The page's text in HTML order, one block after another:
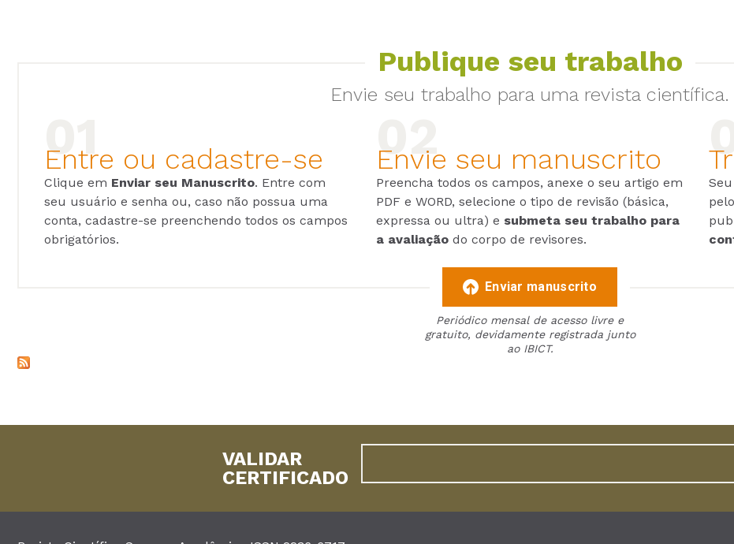
Publique seu trabalho
Envie seu trabalho para uma revista científica.
Entre ou cadastre-se
Clique em Enviar seu Manuscrito. Entre com
seu usuário e senha ou, caso não possua uma
conta, cadastre-se preenchendo todos os campos
obrigatórios.
Envie seu manuscrito
Preencha todos os campos, anexe o seu artigo em
PDF e WORD, selecione o tipo de revisão (básica,
expressa ou ultra) e submeta seu trabalho para
a avaliação do corpo de revisores.
Enviar manuscrito
Periódico mensal de acesso livre e
gratuito, devidamente registrada junto
ao IBICT.
VALIDAR
CERTIFICADO